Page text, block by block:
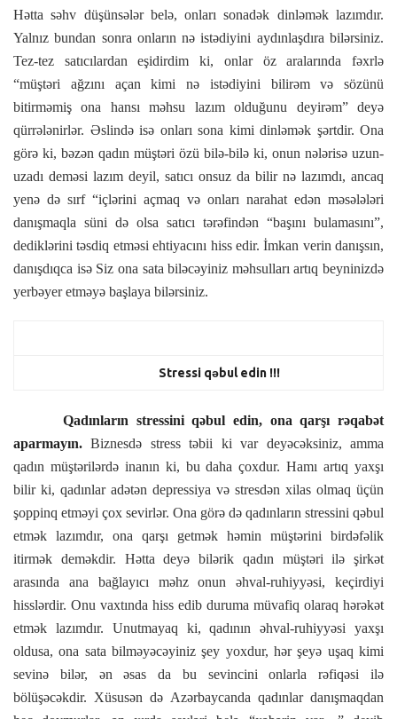
Hətta səhv düşünsələr belə, onları sonadək dinləmək lazımdır.
Yalnız bundan sonra onların nə istədiyini aydınlaşdıra bilərsiniz.
Tez-tez satıcılardan eşidirdim ki, onlar öz aralarında fəxrlə
“müştəri ağzını açan kimi nə istədiyini bilirəm və sözünü
bitirməmiş ona hansı məhsu lazım olduğunu deyirəm” deyə
qürrələnirlər. Əslində isə onları sona kimi dinləmək şərtdir. Ona
görə ki, bəzən qadın müştəri özü bilə-bilə ki, onun nələrisə uzun-
uzadı deməsi lazım deyil, satıcı onsuz da bilir nə lazımdı, ancaq
yenə də sırf “içlərini açmaq və onları narahat edən məsələləri
danışmaqla süni də olsa satıcı tərəfindən “başını bulamasını”,
dediklərini təsdiq etməsi ehtiyacını hiss edir. İmkan verin danışsın,
danışdıqca isə Siz ona sata biləcəyiniz məhsulları artıq beyninizdə
yerbəyer etməyə başlaya bilərsiniz.
Stressi qəbul edin !!!
Qadınların stressini qəbul edin, ona qarşı rəqabət
aparmayın.Biznesdə stress təbii ki var deyəcəksiniz, amma
qadın müştərilərdə inanın ki, bu daha çoxdur. Hamı artıq yaxşı
bilir ki, qadınlar adətən depressiya və stresdən xilas olmaq üçün
şoppinq etməyi çox sevirlər. Ona görə də qadınların stressini qəbul
etmək lazımdır, ona qarşı getmək həmin müştərini birdəfəlik
itirmək deməkdir. Hətta deyə bilərik qadın müştəri ilə şirkət
arasında ana bağlayıcı məhz onun əhval-ruhiyyəsi, keçirdiyi
hisslərdir. Onu vaxtında hiss edib duruma müvafiq olaraq hərəkət
etmək lazımdır. Unutmayaq ki, qadının əhval-ruhiyyəsi yaxşı
oldusa, ona sata bilməyəcəyiniz şey yoxdur, hər şeyə uşaq kimi
sevinə bilər, ən əsas da bu sevincini onlarla rəfiqəsi ilə
bölüşəcəkdir. Xüsusən də Azərbaycanda qadınlar danışmaqdan